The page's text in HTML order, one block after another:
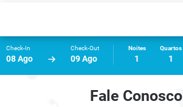
Check-In
08 Ago
Check-Out
09 Ago
Noites
1
Quartos
1
Fale Conosco